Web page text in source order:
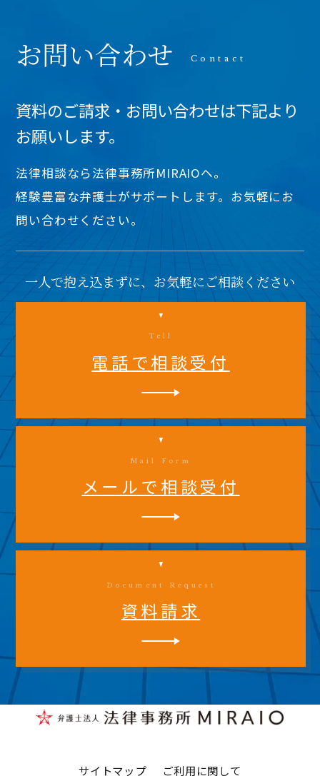
お問い合わせ
資料のご請求・お問い合わせは下記より
お願いします。
法律相談なら法律事務所MIRAIOヘ。
経験豊富な弁護士がサポートします。お気軽にお
問い合わせください。
一人で抱え込まずに、お気軽にご相談ください
Tell
電話で相談受付
Mail Form
メールで相談受付
Document Request
資料請求
サイトマップ ご利用に関して